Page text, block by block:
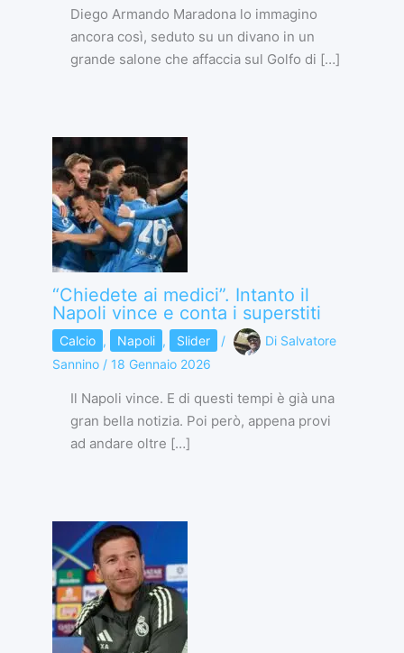
Diego Armando Maradona lo immagino
ancora così, seduto su un divano in un
grande salone che affaccia sul Golfo di […]
“Chiedete ai medici”. Intanto il
Napoli vince e conta i superstiti
Calcio , Napoli , Slider / Di Salvatore
Sannino / 18 Gennaio 2026
Il Napoli vince. E di questi tempi è già una
gran bella notizia. Poi però, appena provi
ad andare oltre […]